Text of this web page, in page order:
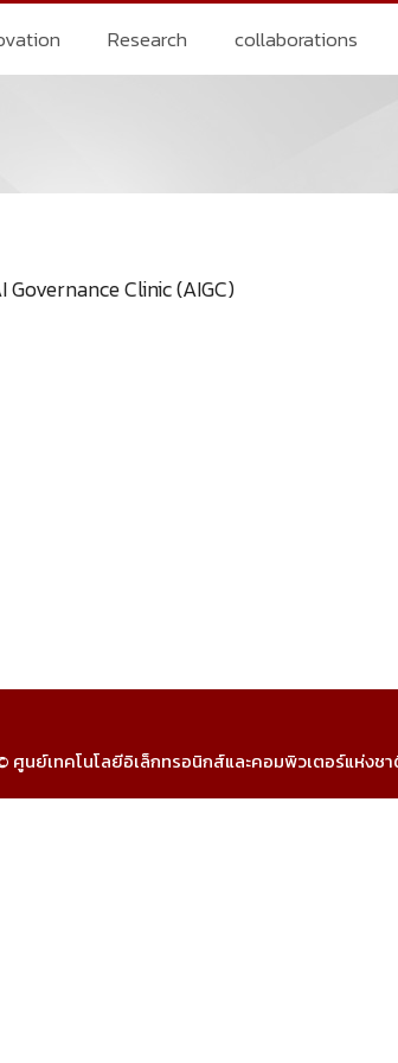
Research collaborations
Clinic (AIGC)
ศูนย์เทคโนโลยีอิเล็กทรอนิกส์และคอมพิวเตอร์แห่งชา